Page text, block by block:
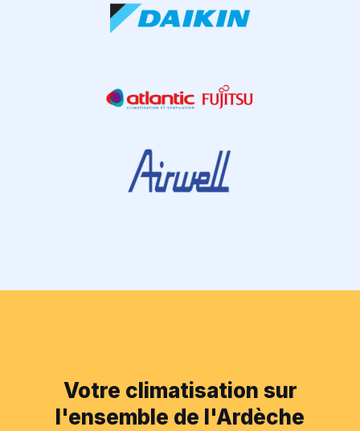
Votre climatisation sur
l'ensemble de l'Ardèche